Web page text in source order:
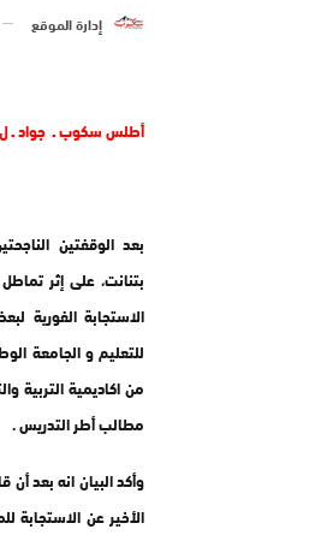
إدارة الموقع
أطلس سكوب ـ جواد ـ
بعد الوقفتين
بتنانت، على إثر
الاستجابة الفورية
للتعليم و الجامعة
من اكاديمية التربية
مطالب أطر التدريس .
وأكد البيان انه بعد
الأخير عن الاستجابة